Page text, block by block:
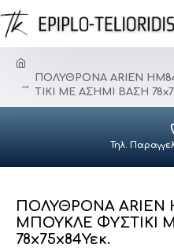
ΠΟΛΥΘΡΟΝΑ ARIEN
ΤΙΚΙ ΜΕ ΑΣΗΜΙ ΒΑΣΗ
Τηλ.
ΠΟΛΥΘΡΟΝΑ ARIEN
ΜΠΟΥΚΛΕ ΦΥΣΤΙΚΙ
78x75x84Υεκ.